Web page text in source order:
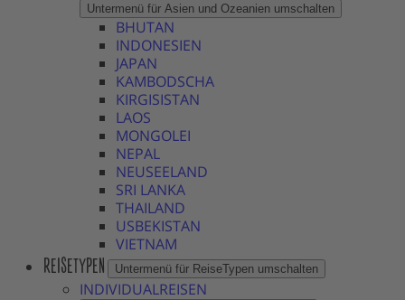
Untermenü für Asien und Ozeanien umschalten
BHUTAN
INDONESIEN
JAPAN
KAMBODSCHA
KIRGISISTAN
LAOS
MONGOLEI
NEPAL
NEUSEELAND
SRI LANKA
THAILAND
USBEKISTAN
VIETNAM
REISETYPEN Untermenü für ReiseTypen umschalten
INDIVIDUALREISEN